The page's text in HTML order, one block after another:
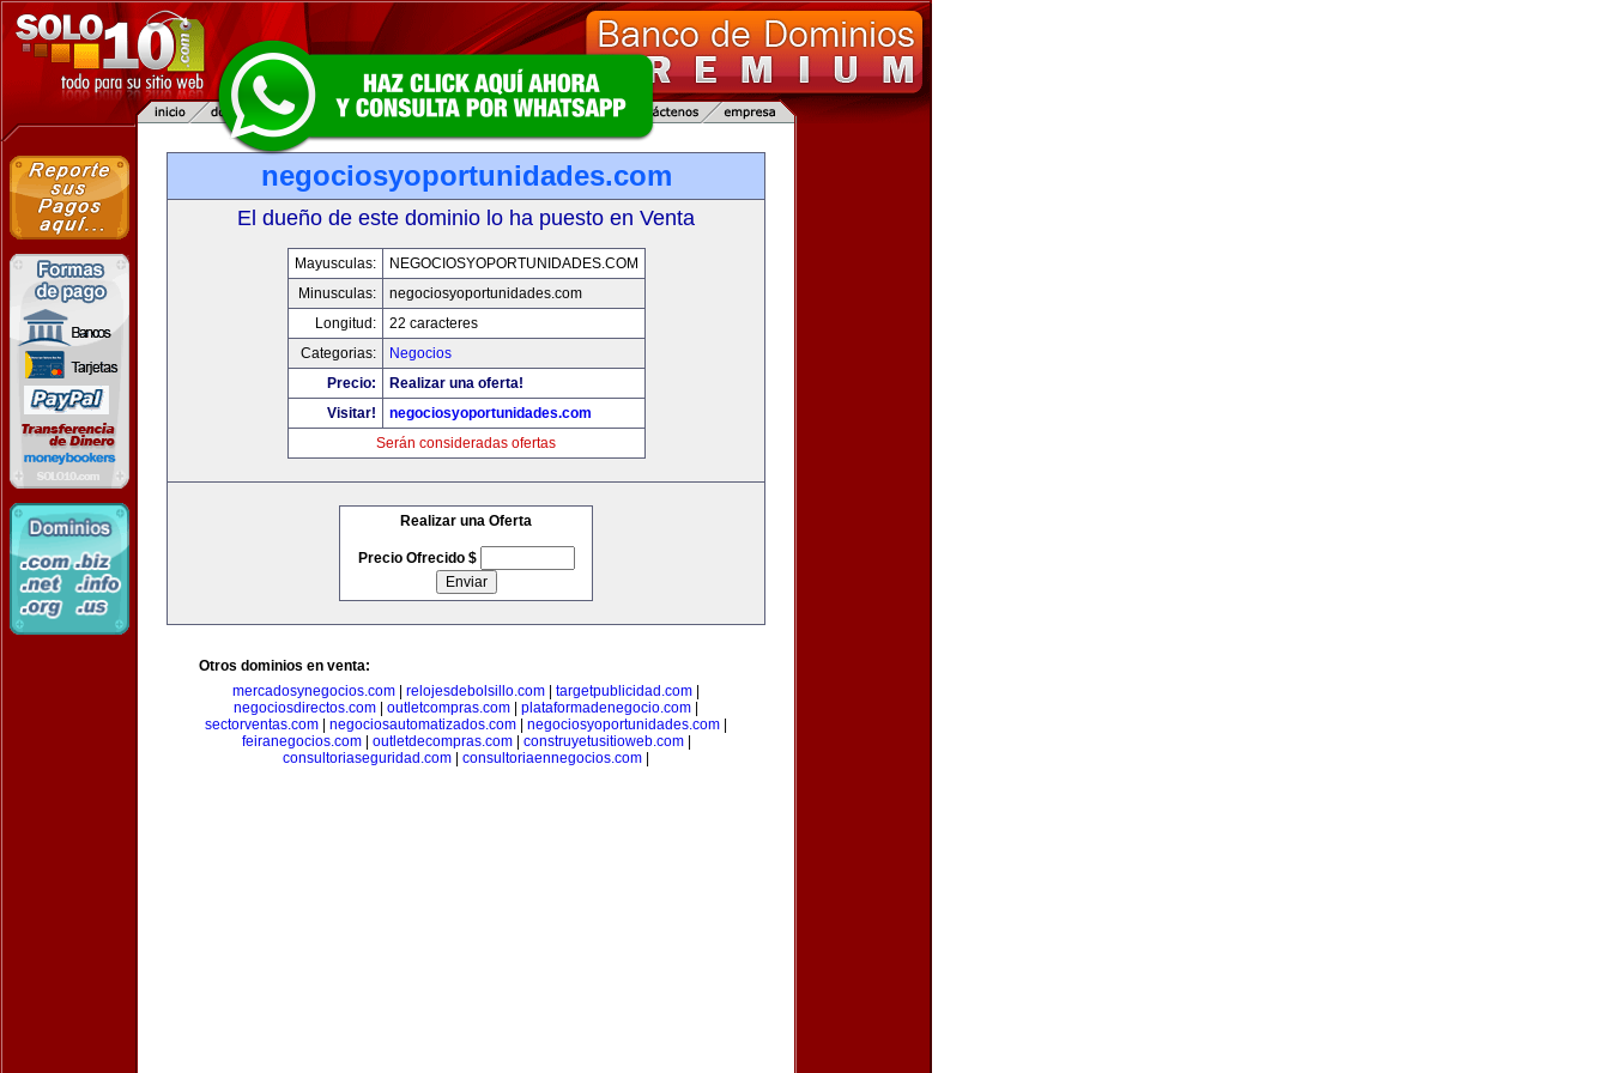
negociosyoportunidades.com
El dueño de este dominio lo ha puesto en Venta
Mayusculas:
NEGOCIOSYOPORTUNIDADES.COM
Minusculas:
negociosyoportunidades.com
Longitud:
22 caracteres
Categorias:
Negocios
Precio:
Realizar una oferta!
Visitar!
negociosyoportunidades.com
Serán consideradas ofertas
Realizar una Oferta
Precio Ofrecido $
Otros dominios en venta:
mercadosynegocios.com
relojesdebolsillo.com targetpublicidad.com
negociosdirectos.com
outletcompras.com plataformadenegocio.com
sectorventas.com
negociosautomatizados.com negociosyoportunidades.com
feiranegocios.com| outletdecompras.com| construyetusitioweb.com|
consultoriaseguridad.com
consultoriaennegocios.com